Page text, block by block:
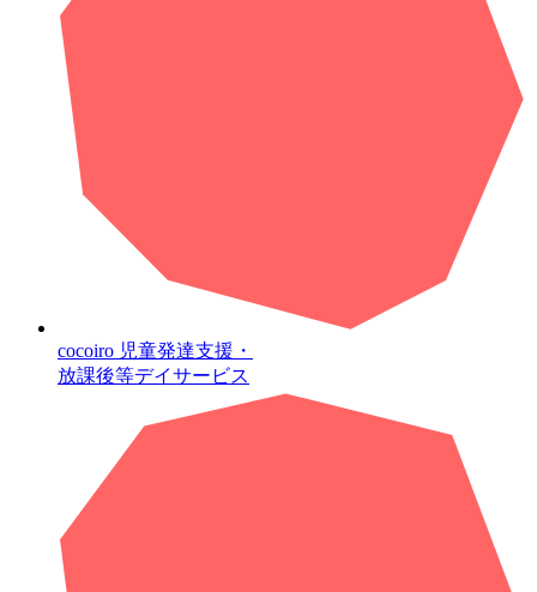
cocoiro 児童発達支援・
放課後等デイサービス